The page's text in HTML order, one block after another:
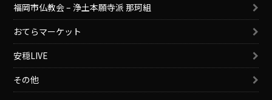
福岡市仏教会 – 浄土本願寺派 那珂組
おてらマーケット
安穏LIVE
その他